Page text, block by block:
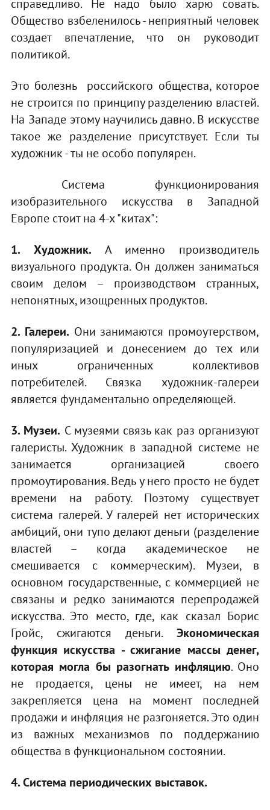
справедливо. Не надо было харю совать.
Общество взбеленилось - неприятный человек
создает впечатление, что он руководит
политикой.
Это болезнь российского общества, которое
не строится по принципу разделению властей.
На Западе этому научились давно. В искусстве
такое же разделение присутствует. Если ты
художник - ты не особо популярен.
Система функционирования
изобразительного искусства в Западной
Европе стоит на 4-х "китах":
1. Художник. А именно производитель
визуального продукта. Он должен заниматься
своим делом – производством странных,
непонятных, изощренных продуктов.
2. Галереи. Они занимаются промоутерством,
популяризацией и донесением до тех или
иных ограниченных коллективов
потребителей. Связка художник-галереи
является фундаментально определяющей.
3. Музеи. С музеями связь как раз организуют
галеристы. Художник в западной системе не
занимается организацией своего
промоутирования. Ведь у него просто не будет
времени на работу. Поэтому существует
система галерей. У галерей нет исторических
амбиций, они тупо делают деньги (разделение
властей – когда академическое не
смешивается с коммерческим). Музеи, в
основном государственные, с коммерцией не
связаны и редко занимаются перепродажей
искусства. Это место, где, как сказал Борис
Гройс, сжигаются деньги.Экономическая
функция искусства - сжигание массы денег,
которая могла бы разогнать инфляцию. Оно
не продается, цены не имеет, на нем
закрепляется цена на момент последней
продажи и инфляция не разгоняется. Это один
из важных механизмов по поддержанию
общества в функциональном состоянии.
4. Система периодических выставок.